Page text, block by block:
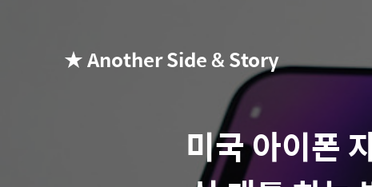
★ Another Side & Story
미국 아이폰